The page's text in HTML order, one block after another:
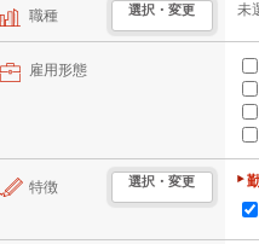
職種 選択・変更 未
雇用形態
特徴 選択・変更